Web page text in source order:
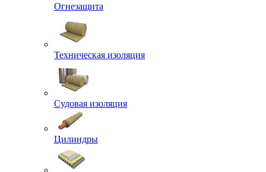
Огнезащита
Техническая изоляция
Судовая изоляция
Цилиндры